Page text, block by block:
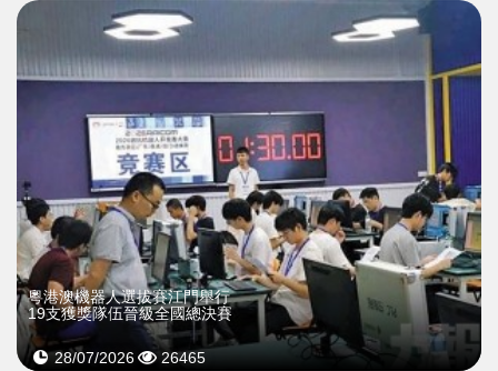
粵港澳機器人選拔賽江門舉行
19支獲獎隊伍晉級全國總決賽
28/07/2026 26465